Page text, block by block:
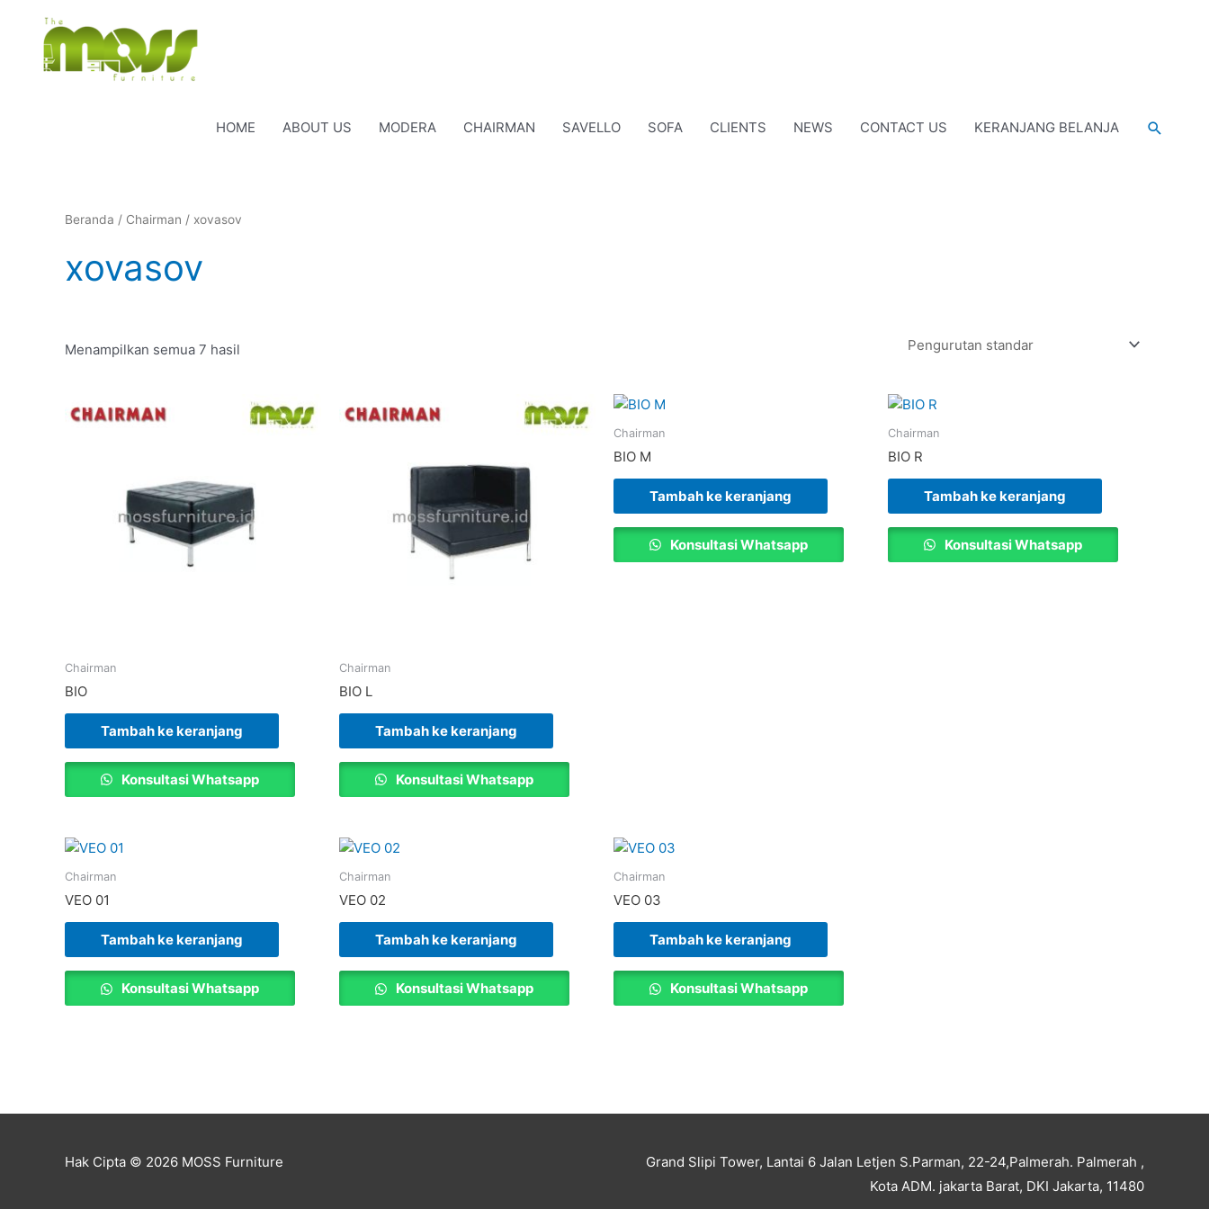
HOME ABOUT US MODERA CHAIRMAN SAVELLO SOFA CLIENTS NEWS CONTACT US KERANJANG BELANJA Cari
Beranda / Chairman / xovasov
xovasov
Menampilkan semua 7 hasil
Chairman
BIO
Tambah ke keranjang
Konsultasi Whatsapp
Chairman
BIO L
Tambah ke keranjang
Konsultasi Whatsapp
Chairman
BIO M
Tambah ke keranjang
Konsultasi Whatsapp
Chairman
BIO R
Tambah ke keranjang
Konsultasi Whatsapp
Chairman
VEO 01
Tambah ke keranjang
Konsultasi Whatsapp
Chairman
VEO 02
Tambah ke keranjang
Konsultasi Whatsapp
Chairman
VEO 03
Tambah ke keranjang
Konsultasi Whatsapp
Hak Cipta © 2026 MOSS Furniture
Grand Slipi Tower, Lantai 6 Jalan Letjen S.Parman, 22-24,Palmerah. Palmerah ,
Kota ADM. jakarta Barat, DKI Jakarta, 11480